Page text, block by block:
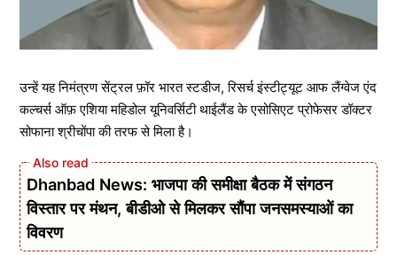
उन्हें यह निमंत्रण सेंट्रल फ़ॉर भारत स्टडीज, रिसर्च इंस्टीट्यूट आफ लैंग्वेज एंद
कल्चर्स ऑफ़ एशिया महिडोल यूनिवर्सिटी थाईलैंड के एसोसिएट प्रोफेसर डॉक्टर
सोफाना श्रीचोंपा की तरफ से मिला है।
Dhanbad News: भाजपा की समीक्षा बैठक में संगठन
विस्तार पर मंथन, बीडीओ से मिलकर सौंपा जनसमस्याओं का
विवरण